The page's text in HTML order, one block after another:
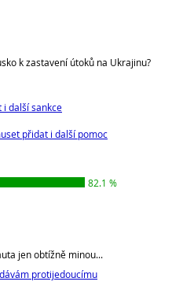
k zastavení útoků na Ukrajinu?
i další sankce
přidat i další pomoc
82.1 %
jen obtížně minou...
protijedoucímu